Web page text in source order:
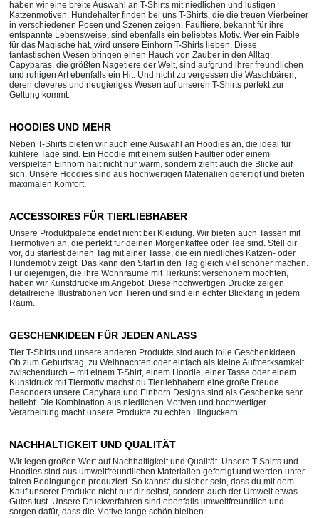
haben wir eine breite Auswahl an T-Shirts mit niedlichen und lustigen
Katzenmotiven. Hundehalter finden bei uns T-Shirts, die die treuen Vierbeiner
in verschiedenen Posen und Szenen zeigen. Faultiere, bekannt für ihre
entspannte Lebensweise, sind ebenfalls ein beliebtes Motiv. Wer ein Faible
für das Magische hat, wird unsere Einhorn T-Shirts lieben. Diese
fantastischen Wesen bringen einen Hauch von Zauber in den Alltag.
Capybaras, die größten Nagetiere der Welt, sind aufgrund ihrer freundlichen
und ruhigen Art ebenfalls ein Hit. Und nicht zu vergessen die Waschbären,
deren cleveres und neugieriges Wesen auf unseren T-Shirts perfekt zur
Geltung kommt.
HOODIES UND MEHR
Neben T-Shirts bieten wir auch eine Auswahl an Hoodies an, die ideal für
kühlere Tage sind. Ein Hoodie mit einem süßen Faultier oder einem
verspielten Einhorn hält nicht nur warm, sondern zieht auch die Blicke auf
sich. Unsere Hoodies sind aus hochwertigen Materialien gefertigt und bieten
maximalen Komfort.
ACCESSOIRES FÜR TIERLIEBHABER
Unsere Produktpalette endet nicht bei Kleidung. Wir bieten auch Tassen mit
Tiermotiven an, die perfekt für deinen Morgenkaffee oder Tee sind. Stell dir
vor, du startest deinen Tag mit einer Tasse, die ein niedliches Katzen- oder
Hundemotiv zeigt. Das kann den Start in den Tag gleich viel schöner machen.
Für diejenigen, die ihre Wohnräume mit Tierkunst verschönern möchten,
haben wir Kunstdrucke im Angebot. Diese hochwertigen Drucke zeigen
detailreiche Illustrationen von Tieren und sind ein echter Blickfang in jedem
Raum.
GESCHENKIDEEN FÜR JEDEN ANLASS
Tier T-Shirts und unsere anderen Produkte sind auch tolle Geschenkideen.
Ob zum Geburtstag, zu Weihnachten oder einfach als kleine Aufmerksamkeit
zwischendurch – mit einem T-Shirt, einem Hoodie, einer Tasse oder einem
Kunstdruck mit Tiermotiv machst du Tierliebhabern eine große Freude.
Besonders unsere Capybara und Einhorn Designs sind als Geschenke sehr
beliebt. Die Kombination aus niedlichen Motiven und hochwertiger
Verarbeitung macht unsere Produkte zu echten Hinguckern.
NACHHALTIGKEIT UND QUALITÄT
Wir legen großen Wert auf Nachhaltigkeit und Qualität. Unsere T-Shirts und
Hoodies sind aus umweltfreundlichen Materialien gefertigt und werden unter
fairen Bedingungen produziert. So kannst du sicher sein, dass du mit dem
Kauf unserer Produkte nicht nur dir selbst, sondern auch der Umwelt etwas
Gutes tust. Unsere Druckverfahren sind ebenfalls umweltfreundlich und
sorgen dafür, dass die Motive lange schön bleiben.